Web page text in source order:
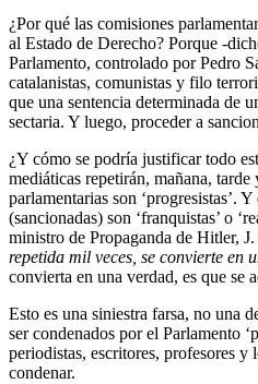
¿Por qué las comisiones
al Estado de Derecho? Porque -
Parlamento, controlado por Pedro
catalanistas, comunistas y filo
que una sentencia determinada de
sectaria. Y luego, proceder a
¿Y cómo se podría justificar todo
mediáticas repetirán, mañana,
parlamentarias son ‘progresistas’.
(sancionadas) son ‘franquistas’ o
ministro de Propaganda de Hitler, J.
repetida mil veces, se convierte en
convierta en una verdad, es que se
Esto es una siniestra farsa, no una
ser condenados por el Parlamento
periodistas, escritores, profesores y
condenar.